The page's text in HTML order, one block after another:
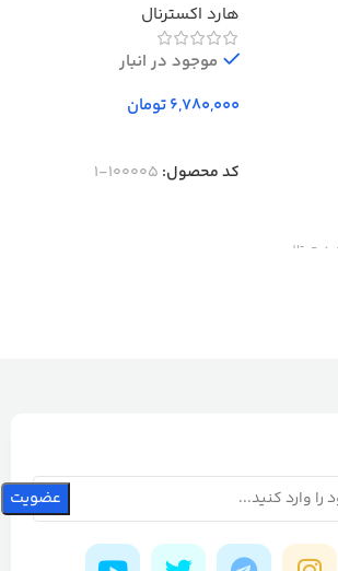
ا
External
هارد اکسترنال
موجود در انبار
تومان
کد محصول: 100005-1